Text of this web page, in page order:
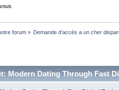
forum» Demande d’accès a un cher
Modern Dating Through Fast